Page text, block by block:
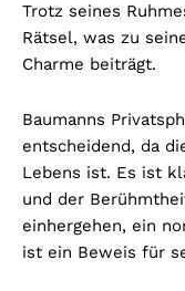
Trotz seines
Rätsel, was zu
Charme beiträgt.
Baumanns
entscheidend, da
Lebens ist. Es ist
und der
einhergehen, ein
ist ein Beweis für